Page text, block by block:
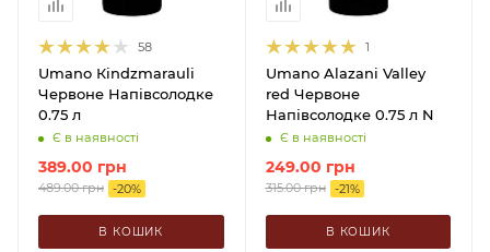
58
Umano Кindzmarauli
Червоне Напівсолодке
0.75 л
Є в наявності
389.00 грн
489.00грн -20%
В КОШИК
1
Umano Alazani Valley
red Червоне
Напівсолодке 0.75 л N
Є в наявності
249.00 грн
315.00грн -21%
В КОШИК